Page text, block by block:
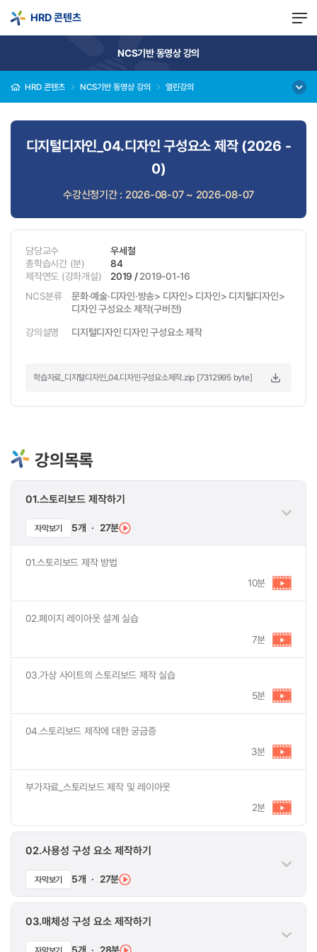
HRD 콘텐츠
NCS기반 동영상 강의
HRD 콘텐츠 NCS기반 동영상 강의 열린강의
디지털디자인_04.디자인 구성요소 제작 (2026 -
0)
수강신청기간 : 2026-08-07 ~ 2026-08-07
담당교수
우세철
총학습시간 (분)
84
제작연도 (강좌개설) 2019 /2019-01-16
NCS분류
문화·예술·디자인·방송> 디자인> 디자인> 디지털디자인>
디자인 구성요소 제작(구버전)
강의설명 디지털디자인 디자인 구성요소 제작
학습자료_디지털디자인_04.디자인구성요소제작.zip [7312995 byte]
강의목록
01.스토리보드 제작하기
자막보기 5개 · 27분
01.스토리보드 제작 방법
10분
02.페이지 레이아웃 설계 실습
7분
03.가상 사이트의 스토리보드 제작 실습
5분
04.스토리보드 제작에 대한 궁금증
3분
부가자료_스토리보드 제작 및 레이아웃
2분
02.사용성 구성 요소 제작하기
자막보기 5개 · 27분
03.매체성 구성 요소 제작하기